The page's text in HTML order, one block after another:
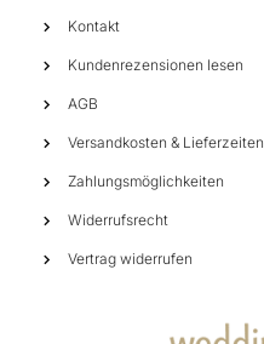
Kontakt
Kundenrezensionen lesen
AGB
Versandkosten & Lieferzeiten
Zahlungsmöglichkeiten
Widerrufsrecht
Vertrag widerrufen